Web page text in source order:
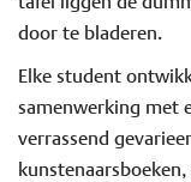
door te bladeren.
Elke student
samenwerking met
verrassend